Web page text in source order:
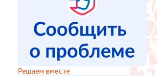
Решаем вместе